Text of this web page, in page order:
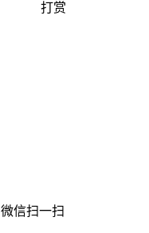
打赏
微信扫一扫